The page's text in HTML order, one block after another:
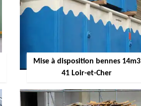
Mise à disposition bennes 14m3
41 Loir-et-Cher